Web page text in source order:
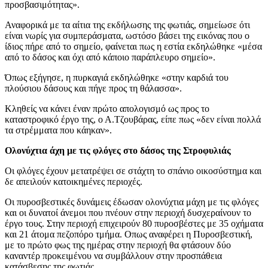
προσβασιμότητας».
Αναφορικά με τα αίτια της εκδήλωσης της φωτιάς, σημείωσε ότι
είναι νωρίς για συμπεράσματα, ωστόσο βάσει της εικόνας που ο
ίδιος πήρε από το σημείο, φαίνεται πως η εστία εκδηλώθηκε «μέσα
από το δάσος και όχι από κάποιο παράπλευρο σημείο».
Όπως εξήγησε, η πυρκαγιά εκδηλώθηκε «στην καρδιά του
πλούσιου δάσους και πήγε προς τη θάλασσα».
Κληθείς να κάνει έναν πρώτο απολογισμό ως προς το
καταστροφικό έργο της, ο Α.Τζουβάρας, είπε πως «δεν είναι πολλά
τα στρέμματα που κάηκαν».
Ολονύχτια άχη με τις φλόγες στο δάσος της Στροφυλιάς
Οι φλόγες έχουν μετατρέψει σε στάχτη το σπάνιο οικοσύστημα και
δε απειλούν κατοικημένες περιοχές.
Οι πυροσβεστικές δυνάμεις έδωσαν ολονύχτια μάχη με τις φλόγες
και οι δυνατοί άνεμοι που πνέουν στην περιοχή δυσχεραίνουν το
έργο τους. Στην περιοχή επιχειρούν 80 πυροσβέστες με 35 οχήματα
και 21 άτομα πεζοπόρο τμήμα. Οπως αναφέρει η Πυροσβεστική,
με το πρώτο φως της ημέρας στην περιοχή θα φτάσουν δύο
καναντέρ προκειμένου να συμβάλλουν στην προσπάθεια